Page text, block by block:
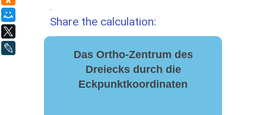
Share the calculation:
Das Ortho-Zentrum des
Dreiecks durch die
Eckpunktkoordinaten